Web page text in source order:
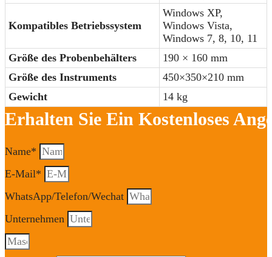
Kompatibles Betriebssystem
Windows XP,
Windows Vista,
Windows 7, 8, 10, 11
Größe des Probenbehälters
190 × 160 mm
Größe des Instruments
450×350×210 mm
Gewicht
14 kg
Erhalten Sie Ein Kostenloses
Name*
E-Mail*
WhatsApp/Telefon/Wechat
Unternehmen